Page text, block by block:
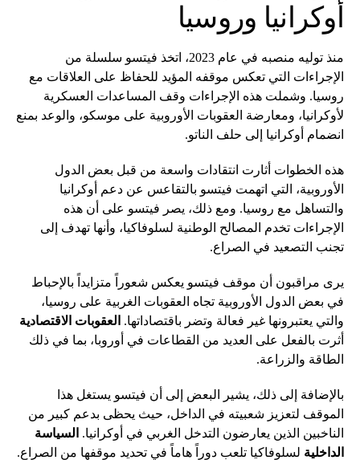
أوكرانيا وروسيا
منذ توليه منصبه في عام 2023، اتخذ فيتسو سلسلة من
الإجراءات التي تعكس موقفه المؤيد للحفاظ على العلاقات مع
روسيا. وشملت هذه الإجراءات وقف المساعدات العسكرية
لأوكرانيا، ومعارضة العقوبات الأوروبية على موسكو، والوعد بمنع
انضمام أوكرانيا إلى حلف الناتو.
هذه الخطوات أثارت انتقادات واسعة من قبل بعض الدول
الأوروبية، التي اتهمت فيتسو بالتقاعس عن دعم أوكرانيا
والتساهل مع روسيا. ومع ذلك، يصر فيتسو على أن هذه
الإجراءات تخدم المصالح الوطنية لسلوفاكيا، وأنها تهدف إلى
تجنب التصعيد في الصراع.
يرى مراقبون أن موقف فيتسو يعكس شعوراً متزايداً بالإحباط
في بعض الدول الأوروبية تجاه العقوبات الغربية على روسيا،
والتي يعتبرونها غير فعالة وتضر باقتصاداتها. العقوبات الاقتصادية
أثرت بالفعل على العديد من القطاعات في أوروبا، بما في ذلك
الطاقة والزراعة.
بالإضافة إلى ذلك، يشير البعض إلى أن فيتسو يستغل هذا
الموقف لتعزيز شعبيته في الداخل، حيث يحظى بدعم كبير من
الناخبين الذين يعارضون التدخل الغربي في أوكرانيا. السياسة
الداخلية لسلوفاكيا تلعب دوراً هاماً في تحديد موقفها من الصراع.